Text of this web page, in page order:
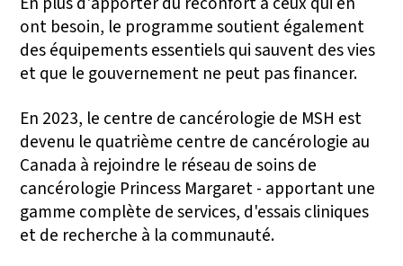
ont besoin, le programme soutient également
des équipements essentiels qui sauvent des vies
et que le gouvernement ne peut pas financer.
En 2023, le centre de cancérologie de MSH est
devenu le quatrième centre de cancérologie au
Canada à rejoindre le réseau de soins de
cancérologie Princess Margaret - apportant une
gamme complète de services, d'essais cliniques
et de recherche à la communauté.